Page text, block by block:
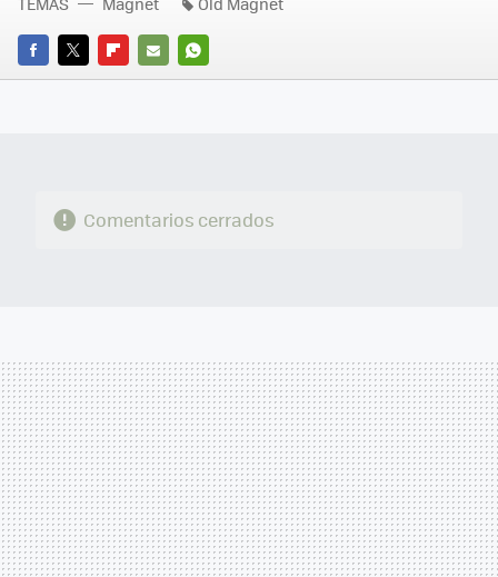
FACEBOOK
TWITTERFLIPBOARD
E-
WHATSAPP
Comentarios cerrados